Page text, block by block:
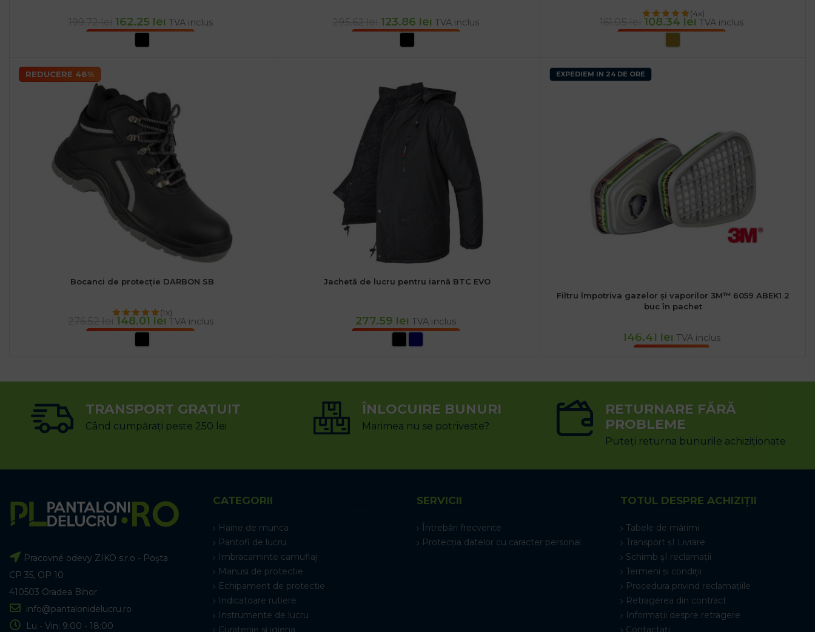
162.25 lei TVA inclus 123.86 lei TVA inclus
(4x)
108.34 lei TVA inclus
REDUCERE 46%
Bocanci de protecție DARBON SB
(1x)
148.01 lei TVA inclus
Jachetă de lucru pentru iarnă BTC EVO
277.59 lei TVA inclus
EXPEDIEM IN 24 DE ORE
Filtru împotriva gazelor și vaporilor 3M™ 6059 ABEK1 2
buc în pachet
146.41 lei TVA inclus
TRANSPORT GRATUIT
Când cumpărați peste 250 lei
ÎNLOCUIRE BUNURI
Marimea nu se potriveste?
RETURNARE FĂRĂ
PROBLEME
Puteți returna bunurile achiziționate
Pracovné odevy ZIKO s.r.o - Poșta
CP 35, OP 10
410503 Oradea Bihor
info@pantalonidelucru.ro
Lu - Vin: 9:00 - 18:00
CATEGORII
Haine de munca
Pantofi de lucru
Imbracaminte camuflaj
Manusi de protectie
Echipament de protectie
Indicatoare rutiere
Instrumente de lucru
Curatenie si igiena
SERVICII
Întrebări frecvente
Protecția datelor cu caracter personal
TOTUL DESPRE ACHIZIȚII
Tabele de mărimi
Transport șI Livrare
Schimb șI reclamații
Termeni și condiții
Procedura privind reclamațiile
Retragerea din contract
Informații despre retragere
Contactați